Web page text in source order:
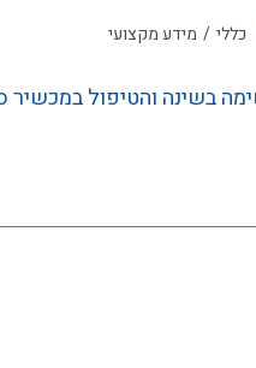
כללי / מידע מקצועי
בשינה והטיפול